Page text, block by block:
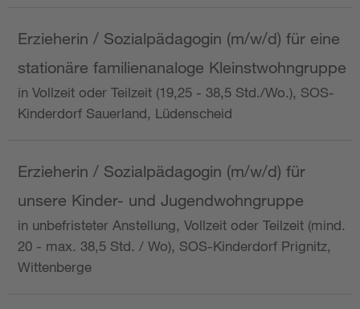
Erzieherin / Sozialpädagogin (m/w/d) für eine
stationäre familienanaloge Kleinstwohngruppe
in Vollzeit oder Teilzeit (19,25 - 38,5 Std./Wo.), SOS-
Kinderdorf Sauerland, Lüdenscheid
Erzieherin / Sozialpädagogin (m/w/d) für
unsere Kinder- und Jugendwohngruppe
in unbefristeter Anstellung, Vollzeit oder Teilzeit (mind.
20 - max. 38,5 Std. / Wo), SOS-Kinderdorf Prignitz,
Wittenberge